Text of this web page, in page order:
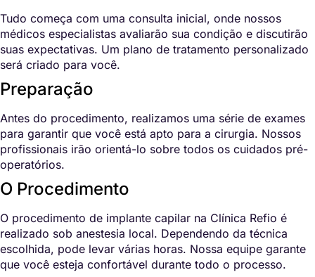
Tudo começa com uma consulta inicial, onde nossos
médicos especialistas avaliarão sua condição e discutirão
suas expectativas. Um plano de tratamento personalizado
será criado para você.
Preparação
Antes do procedimento, realizamos uma série de exames
para garantir que você está apto para a cirurgia. Nossos
profissionais irão orientá-lo sobre todos os cuidados pré-
operatórios.
O Procedimento
O procedimento de implante capilar na Clínica Refio é
realizado sob anestesia local. Dependendo da técnica
escolhida, pode levar várias horas. Nossa equipe garante
que você esteja confortável durante todo o processo.